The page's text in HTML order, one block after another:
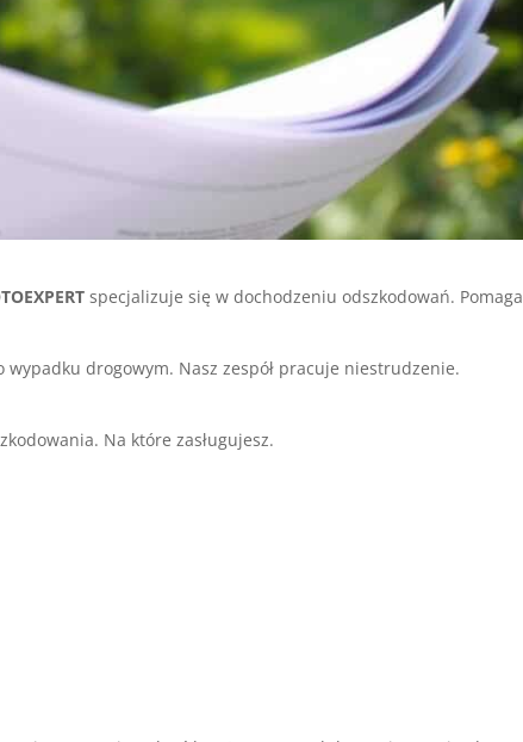
specjalizuje się w dochodzeniu odszkodowań. Pomaga
drogowym. Nasz zespół pracuje niestrudzenie.
Na które zasługujesz.